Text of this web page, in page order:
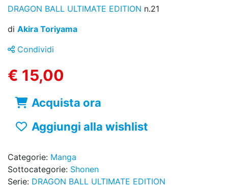
DRAGON BALL ULTIMATE EDITION n.21
di Akira Toriyama
Condividi
€ 15,00
Acquista ora
Aggiungi alla wishlist
Categorie: Manga
Sottocategorie: Shonen
Serie: DRAGON BALL ULTIMATE EDITION